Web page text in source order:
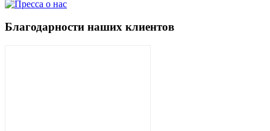
Благодарности наших клиентов